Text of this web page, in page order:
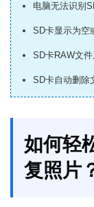
电脑无法识别
SD卡显示为空
SD卡RAW文件
SD卡自动删除
如何轻
复照片